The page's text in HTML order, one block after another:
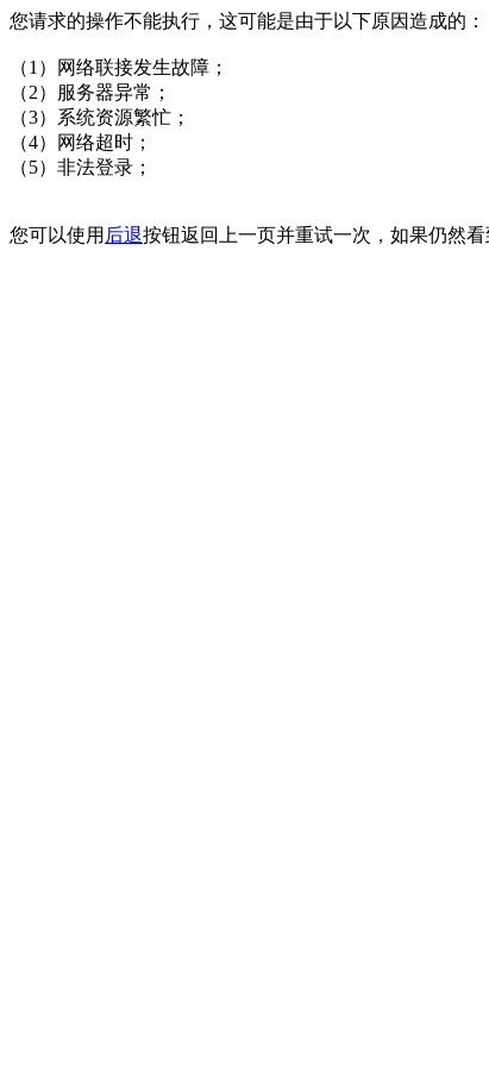
您请求的操作不能执行，这可能是由于以下原因造成的：
（1）网络联接发生故障；
（2）服务器异常；
（3）系统资源繁忙；
（4）网络超时；
（5）非法登录；
您可以使用 后退按钮返回上一页并重试一次，如果仍然